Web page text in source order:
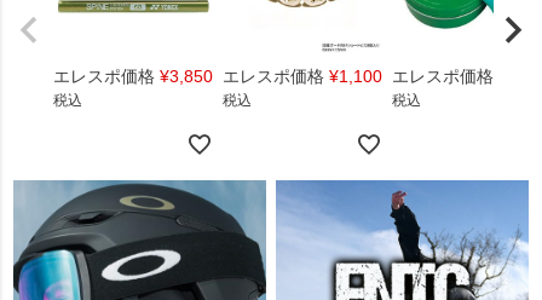
エレスポ価格 ¥3,850
税込
エレスポ価格 ¥1,100
税込
エレスポ価格
税込